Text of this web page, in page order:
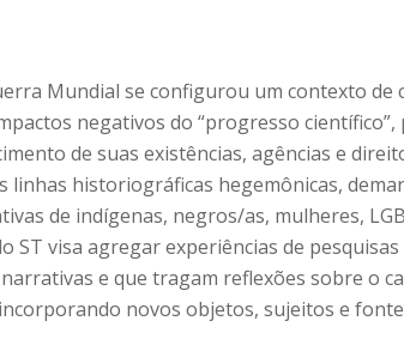
Mundial se configurou um contexto
negativos do “progresso
de suas existências, agências e
linhas historiográficas hegemônicas,
de indígenas, negros/as, mulheres,
ST visa agregar experiências de
e que tragam reflexões sobre o
novos objetos, sujeitos e